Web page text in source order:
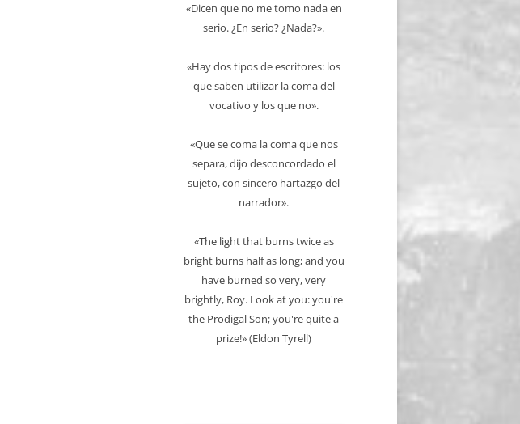
«Dicen que no me tomo nada en
serio. ¿En serio? ¿Nada?».
«Hay dos tipos de escritores: los
que saben utilizar la coma del
vocativo y los que no».
«Que se coma la coma que nos
separa, dijo desconcordado el
sujeto, con sincero hartazgo del
narrador».
«The light that burns twice as
bright burns half as long; and you
have burned so very, very
brightly, Roy. Look at you: you're
the Prodigal Son; you're quite a
prize!» (Eldon Tyrell)